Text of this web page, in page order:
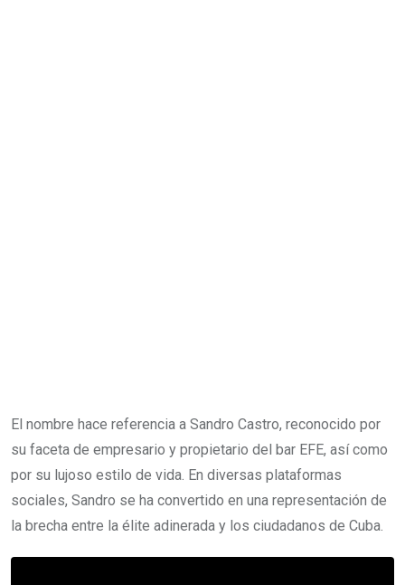
El nombre hace referencia a Sandro Castro, reconocido por
su faceta de empresario y propietario del bar EFE, así como
por su lujoso estilo de vida. En diversas plataformas
sociales, Sandro se ha convertido en una representación de
la brecha entre la élite adinerada y los ciudadanos de Cuba.